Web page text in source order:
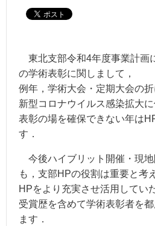
東北支部令和4年度事業計画
の学術表彰に関しまして，
例年，学術大会・定期大会の
新型コロナウイルス感染拡大に
表彰の場を確保できない年は
す．
今後ハイブリット開催・現
も，支部HPの役割は重要と考
HPをより充実させ活用してい
受賞歴を含めて学術表彰者を
ます．